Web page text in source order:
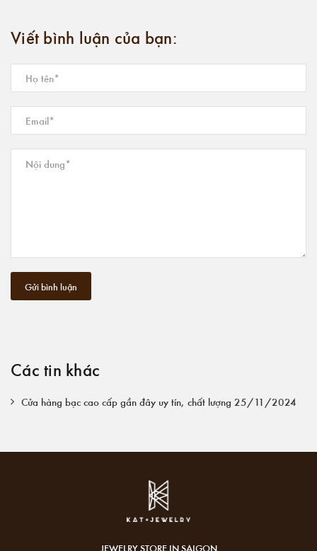
Viết bình luận của bạn:
Gửi bình luận
Các tin khác
Cửa hàng bạc cao cấp gần đây uy tín, chất lượng 25/11/2024
JEWELRY STORE IN SAIGON